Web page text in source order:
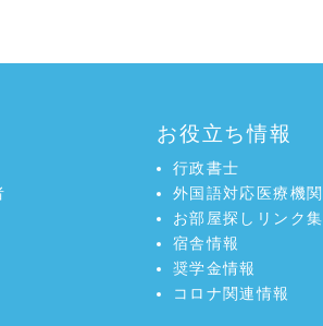
お役立ち情報
行政書士
外国語対応医療機関
お部屋探しリンク集
宿舎情報
奨学金情報
コロナ関連情報